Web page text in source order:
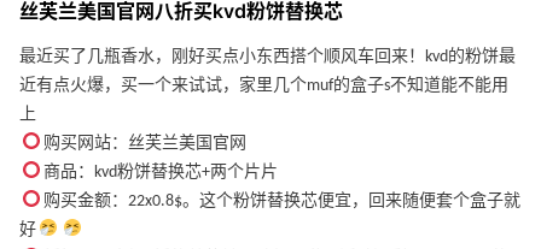
丝芙兰美国官网八折买kvd粉饼替换芯
最近买了几瓶香水，刚好买点小东西搭个顺风车回来！kvd的粉饼最
近有点火爆，买一个来试试，家里几个muf的盒子s不知道能不能用
上
购买网站：丝芙兰美国官网
商品：kvd粉饼替换芯+两个片片
购买金额：22x0.8$。这个粉饼替换芯便宜，回来随便套个盒子就
好